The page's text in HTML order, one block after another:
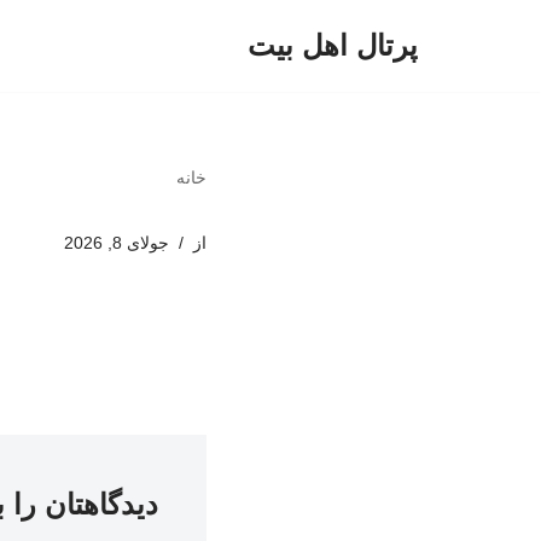
پرتال اهل بیت
خانه
از جولای 8, 2026
دیدگاهتان را